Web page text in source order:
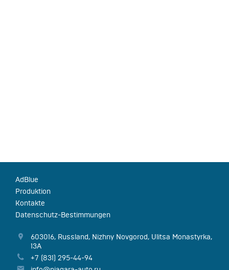
AdBlue
Produktion
Kontakte
Datenschutz-Bestimmungen
603016, Russland, Nizhny Novgorod, Ulitsa Monastyrka,
13А
+7 (831) 295-44-94